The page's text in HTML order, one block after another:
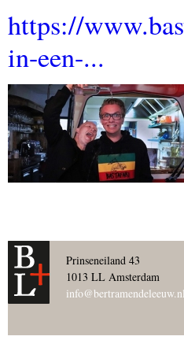
https://
in-een-...
Prinseneiland 43
1013 LL Amsterdam
info@bertramendeleeuw.nl